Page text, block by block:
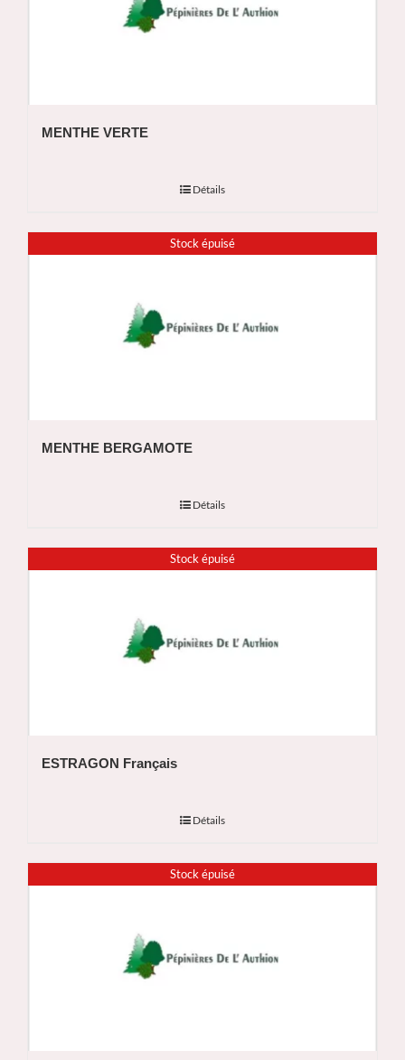
MENTHE VERTE
Détails
Stock épuisé
MENTHE BERGAMOTE
Détails
Stock épuisé
ESTRAGON Français
Détails
Stock épuisé